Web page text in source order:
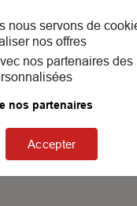
nous servons de
nos offres
nos partenaires des
nos partenaires
Accepter